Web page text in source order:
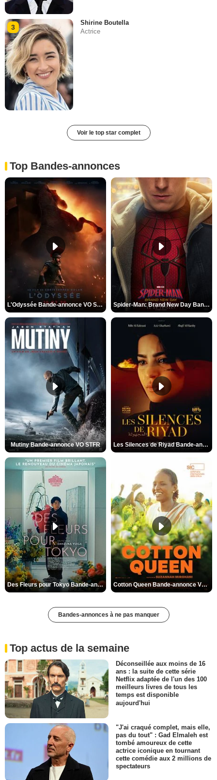
3
Shirine Boutella
Actrice
Voir le top star complet
Top Bandes-annonces
L'Odyssée Bande-annonce VO STFR Spider-Man: Brand New Day Bande-annonce VO STFR
Mutiny Bande-annonce VO STFR Les Silences de Riyad Bande-annonce VO STFR
Des Fleurs pour Tokyo Bande-annonce VO STFR Cotton Queen Bande-annonce VO STFR
Bandes-annonces à ne pas manquer
Top actus de la semaine
Déconseillée aux moins de 16
ans : la suite de cette série
Netflix adaptée de l'un des 100
meilleurs livres de tous les
temps est disponible
aujourd'hui
"J'ai craqué complet, mais elle,
pas du tout" : Gad Elmaleh est
tombé amoureux de cette
actrice iconique en tournant
cette comédie aux 2 millions de
spectateurs